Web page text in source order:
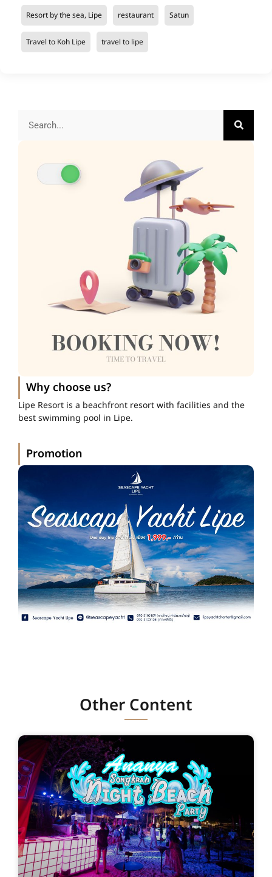
Resort by the sea, Lipe restaurant Satun
Travel to Koh Lipe travel to lipe
Why choose us?
Lipe Resort is a beachfront resort with facilities and the
best swimming pool in Lipe.
Promotion
Other Content